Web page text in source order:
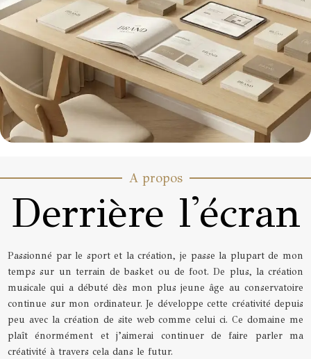
A propos
Derrière l'écran
Passionné par le sport et la création, je passe la plupart de mon
temps sur un terrain de basket ou de foot. De plus, la création
musicale qui a débuté dès mon plus jeune âge au conservatoire
continue sur mon ordinateur. Je développe cette créativité depuis
peu avec la création de site web comme celui ci. Ce domaine me
plaît énormément et j’aimerai continuer de faire parler ma
créativité à travers cela dans le futur.